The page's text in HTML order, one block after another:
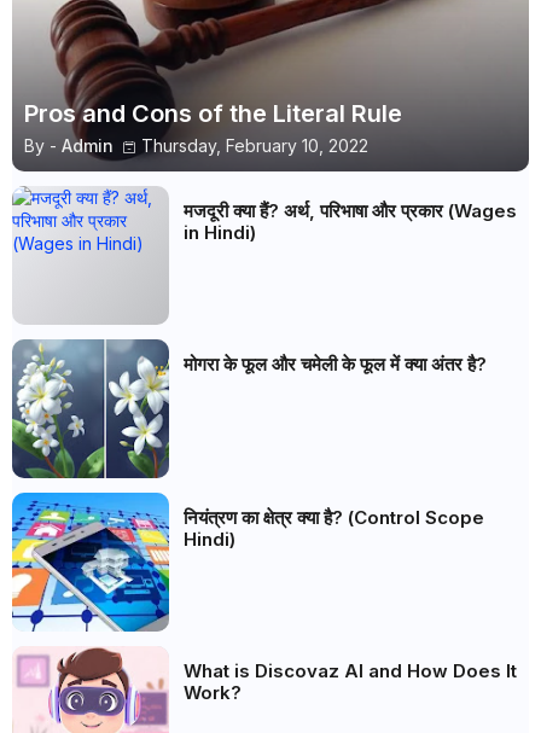
Pros and Cons of the Literal Rule
By - Admin Thursday, February 10, 2022
मजदूरी क्या हैं? अर्थ, परिभाषा और प्रकार (Wages
in Hindi)
मोगरा के फूल और चमेली के फूल में क्या अंतर है?
नियंत्रण का क्षेत्र क्या है? (Control Scope
Hindi)
What is Discovaz AI and How Does It
Work?